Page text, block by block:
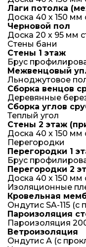
Лаги потолка
Доска 40 х 150 мм
Черновой пол
Доска 20 х 95 мм
Стены бани
Стены 1 этаж
Брус
Межвенцовый
Льноджутовое
Сборка венцов
Деревянные
Сборка углов
Теплый угол
Стены 2 этаж
Доска 40 x 150 мм
Перегородки
Перегородки 1
Брус
Перегородки 2
Доска 40 x 150 мм
Изоляционные
Кровельная
Ондутис SA-115 (с
Пароизоляция
Пароизоляция
Ветроизоляция
Ондутис А (с